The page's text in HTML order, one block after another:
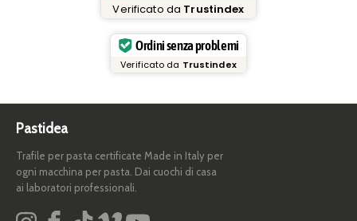
Verificato da Trustindex
Ordini senza problemi
Verificato da Trustindex
Pastidea
Trafile per pasta certificate Made in Italy per
ogni macchina per pasta. Dai cuochi di casa
ai laboratori professionali.